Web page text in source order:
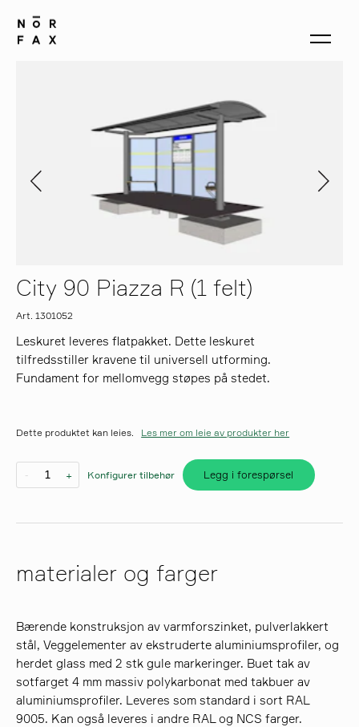
produkter
om oss
City 90 Piazza R (1 felt)
Art. 1301052
Leskuret leveres flatpakket. Dette leskuret
tilfredsstiller kravene til universell utforming.
Fundament for mellomvegg støpes på stedet.
Dette produktet kan leies. Les mer om leie av produkter her
- + Konfigurer tilbehør Legg i forespørsel
materialer og farger
Bærende konstruksjon av varmforszinket, pulverlakkert
stål, Veggelementer av ekstruderte aluminiumsprofiler, og
herdet glass med 2 stk gule markeringer. Buet tak av
sotfarget 4 mm massiv polykarbonat med takbuer av
aluminiumsprofiler. Leveres som standard i sort RAL
9005. Kan også leveres i andre RAL og NCS farger.